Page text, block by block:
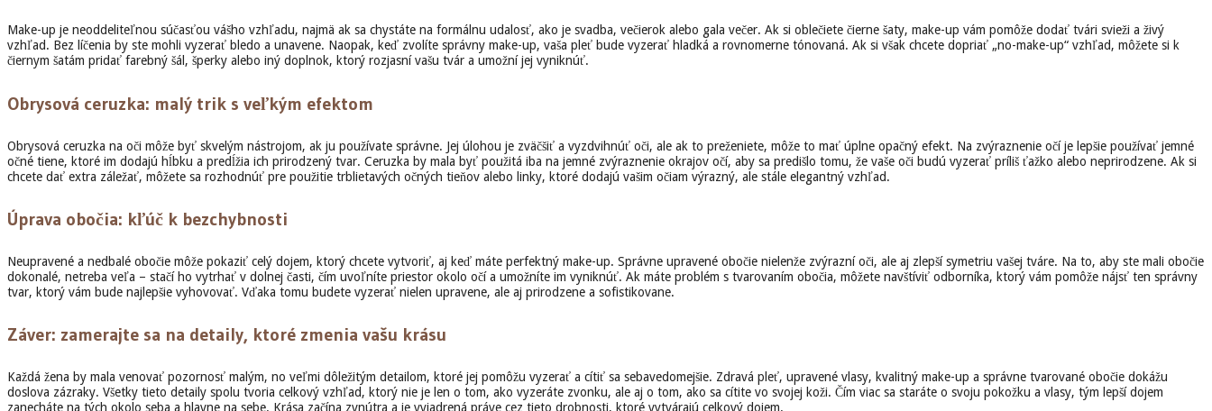
Make-up je neoddeliteľnou súčasťou vášho vzhľadu, najmä ak sa chystáte na formálnu udalosť, ako je svadba, večierok alebo gala večer. Ak si oblečiete čierne šaty, make-up vám pomôže dodať tvári svieži a živý
vzhľad. Bez líčenia by ste mohli vyzerať bledo a unavene. Naopak, keď zvolíte správny make-up, vaša pleť bude vyzerať hladká a rovnomerne tónovaná. Ak si však chcete dopriať „no-make-up“ vzhľad, môžete si k
čiernym šatám pridať farebný šál, šperky alebo iný doplnok, ktorý rozjasní vašu tvár a umožní jej vyniknúť.
Obrysová ceruzka: malý trik s veľkým efektom
Obrysová ceruzka na oči môže byť skvelým nástrojom, ak ju používate správne. Jej úlohou je zväčšiť a vyzdvihnúť oči, ale ak to preženiete, môže to mať úplne opačný efekt. Na zvýraznenie očí je lepšie používať jemné
očné tiene, ktoré im dodajú hĺbku a predĺžia ich prirodzený tvar. Ceruzka by mala byť použitá iba na jemné zvýraznenie okrajov očí, aby sa predišlo tomu, že vaše oči budú vyzerať príliš ťažko alebo neprirodzene. Ak si
chcete dať extra záležať, môžete sa rozhodnúť pre použitie trblietavých očných tieňov alebo linky, ktoré dodajú vašim očiam výrazný, ale stále elegantný vzhľad.
Úprava obočia: kľúč k bezchybnosti
Neupravené a nedbalé obočie môže pokaziť celý dojem, ktorý chcete vytvoriť, aj keď máte perfektný make-up. Správne upravené obočie nielenže zvýrazní oči, ale aj zlepší symetriu vašej tváre. Na to, aby ste mali obočie
dokonalé, netreba veľa – stačí ho vytrhať v dolnej časti, čím uvoľníte priestor okolo očí a umožníte im vyniknúť. Ak máte problém s tvarovaním obočia, môžete navštíviť odborníka, ktorý vám pomôže nájsť ten správny
tvar, ktorý vám bude najlepšie vyhovovať. Vďaka tomu budete vyzerať nielen upravene, ale aj prirodzene a sofistikovane.
Záver: zamerajte sa na detaily, ktoré zmenia vašu krásu
Každá žena by mala venovať pozornosť malým, no veľmi dôležitým detailom, ktoré jej pomôžu vyzerať a cítiť sa sebavedomejšie. Zdravá pleť, upravené vlasy, kvalitný make-up a správne tvarované obočie dokážu
doslova zázraky. Všetky tieto detaily spolu tvoria celkový vzhľad, ktorý nie je len o tom, ako vyzeráte zvonku, ale aj o tom, ako sa cítite vo svojej koži. Čím viac sa staráte o svoju pokožku a vlasy, tým lepší dojem
zanecháte na tých okolo seba a hlavne na sebe. Krása začína zvnútra a je vyjadrená práve cez tieto drobnosti, ktoré vytvárajú celkový dojem.